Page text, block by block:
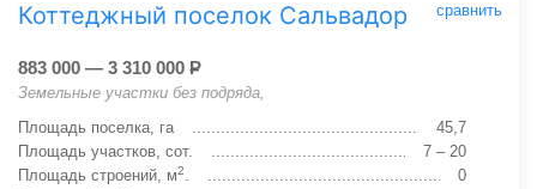
сравнить
Коттеджный поселок Сальвадор
883 000 — 3 310 000 Р
Земельные участки без подряда,
Площадь поселка, га
45,7
Площадь участков, сот.
7 – 20
Площадь строений, м2.
0